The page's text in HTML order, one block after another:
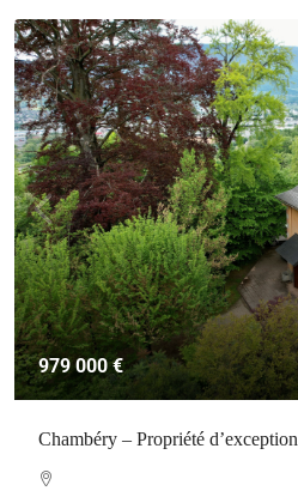
979 000 €
Chambéry – Propriété d’exception